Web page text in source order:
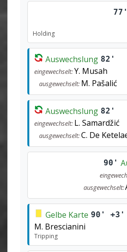
77'
Holding
Auswechslung 82'
eingewechselt:Y. Musah
ausgewechselt: M. Pašalić
Auswechslung 82'
eingewechselt: L. Samardžić
ausgewechselt:C. De
90'
ausgewechselt:
Gelbe Karte 90' +3'
M. Brescianini
Tripping